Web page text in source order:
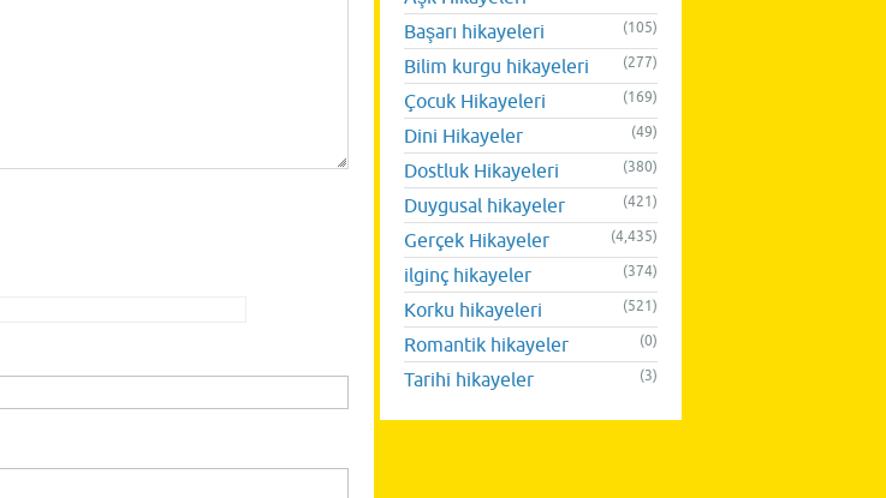
Başarı hikayeleri (105)
Bilim kurgu hikayeleri (277)
Çocuk Hikayeleri (169)
Dini Hikayeler (49)
Dostluk Hikayeleri (380)
Duygusal hikayeler (421)
Gerçek Hikayeler (4,435)
ilginç hikayeler (374)
Korku hikayeleri (521)
Romantik hikayeler (0)
Tarihi hikayeler (3)